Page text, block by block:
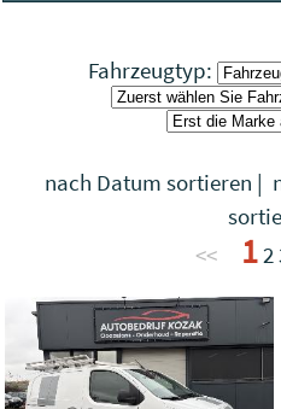
Fahrzeugtyp:
nach Datum sortieren |
<<
12